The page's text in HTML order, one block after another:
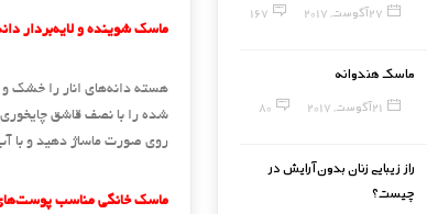
ماسک شوینده و لایه‌بردار
هسته دانه‌های انار را خشک
شده را با نصف قاشق
روی صورت ماساژ دهید و با
ماسک خانگی مناسب
27 آگوست, 2017 167
ماسک هندوانه
21 آگوست, 2017 80
راز زیبایی زنان بدون آرایش در
چیست؟